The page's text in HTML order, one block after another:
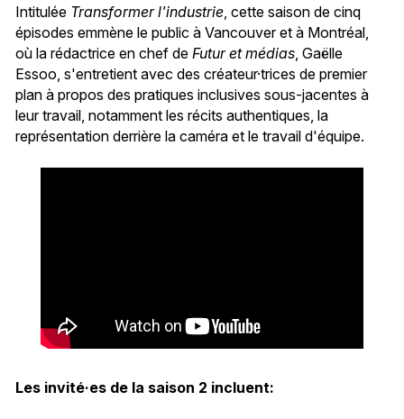
Intitulée Transformer l'industrie , cette saison de cinq
épisodes emmène le public à Vancouver et à Montréal,
où la rédactrice en chef de Futur et médias , Gaëlle
Essoo, s'entretient avec des créateur·trices de premier
plan à propos des pratiques inclusives sous-jacentes à
leur travail, notamment les récits authentiques, la
représentation derrière la caméra et le travail d'équipe.
Les invité·es de la saison 2 incluent: